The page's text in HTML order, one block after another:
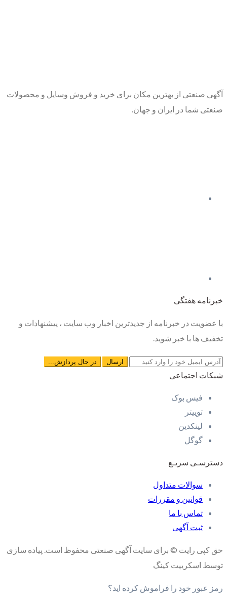
آگهی صنعتی از بهترین مکان برای خرید و فروش وسایل و محصولات
صنعتی شما در ایران و جهان.
خبرنامه هفتگی
با عضویت در خبرنامه از جدیدترین اخبار وب سایت ، پیشنهادات و
تخفیف ها با خبر شوید.
شبکات اجتماعی
فیس بوک
توییتر
لینکدین
گوگل
دسترسـی سریـع
سوالات متداول
قوانین و مقررات
تماس با ما
ثبت آگهی
حق کپی رایت © برای سایت آگهی صنعتی محفوظ است. پیاده سازی
توسط اسکریپت کینگ
رمز عبور خود را فراموش کرده اید؟